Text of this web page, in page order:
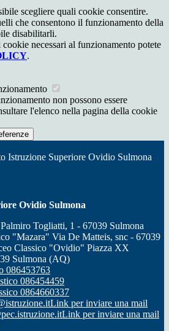
scegliere quali cookie consentire.
che consentono il funzionamento della
disabilitarli.
necessari al funzionamento potete
.
non possono essere
l'elenco nella pagina della cookie
Istruzione Superiore Ovidio Sulmona
Ovidio Sulmona
Togliatti, 1 - 67039 Sulmona
"Mazara" Via De Matteis, snc - 67039
Classico "Ovidio" Piazza XX
Sulmona (AQ)
086453763
086454459
0864660337
Link per inviare una mail
Link per inviare una mail